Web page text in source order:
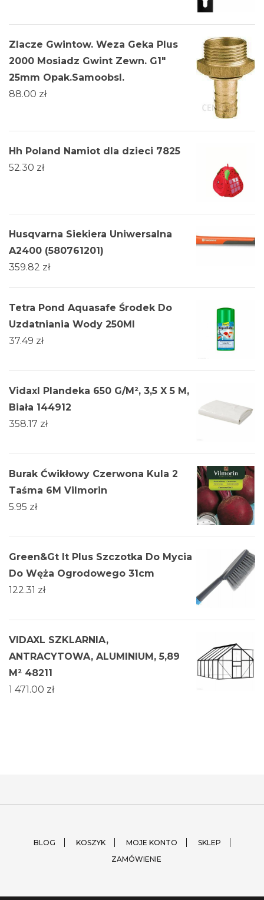
Zlacze Gwintow. Weza Geka Plus
2000 Mosiadz Gwint Zewn. G1"
25mm Opak.Samoobsl.
88.00 zł
Hh Poland Namiot dla dzieci 7825
52.30 zł
Husqvarna Siekiera Uniwersalna
A2400 (580761201)
359.82 zł
Tetra Pond Aquasafe Środek Do
Uzdatniania Wody 250Ml
37.49 zł
Vidaxl Plandeka 650 G/M², 3,5 X 5 M,
Biała 144912
358.17 zł
Burak Ćwikłowy Czerwona Kula 2
Taśma 6M Vilmorin
5.95 zł
Green&Gt It Plus Szczotka Do Mycia
Do Węża Ogrodowego 31cm
122.31 zł
VIDAXL SZKLARNIA,
ANTRACYTOWA, ALUMINIUM, 5,89
M² 48211
1 471.00 zł
BLOG KOSZYK MOJE KONTO
SKLEP
ZAMÓWIENIE